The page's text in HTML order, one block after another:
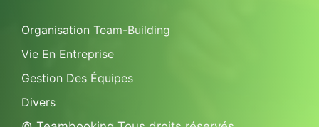
Organisation Team-Building
Vie En Entreprise
Gestion Des Équipes
Divers